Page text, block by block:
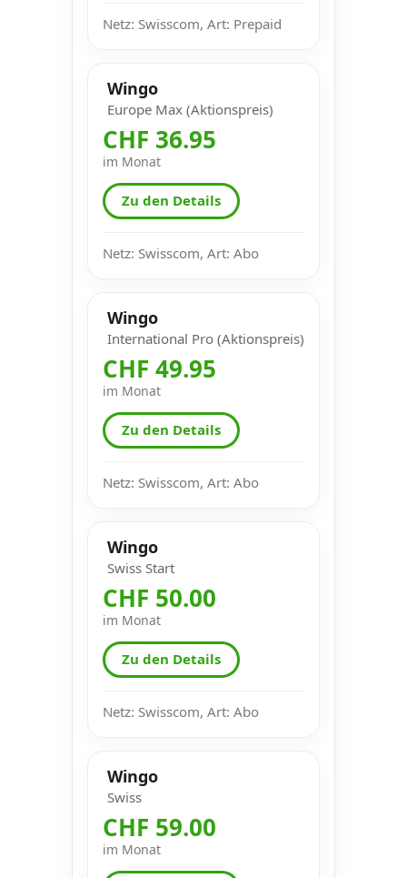
Netz: Swisscom, Art: Prepaid
Wingo
Europe Max (Aktionspreis)
CHF 36.95
im Monat
Zu den Details
Netz: Swisscom, Art: Abo
Wingo
International Pro (Aktionspreis)
CHF 49.95
im Monat
Zu den Details
Netz: Swisscom, Art: Abo
Wingo
Swiss Start
CHF 50.00
im Monat
Zu den Details
Netz: Swisscom, Art: Abo
Wingo
Swiss
CHF 59.00
im Monat